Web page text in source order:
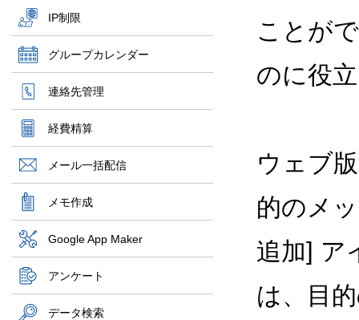
IP制限
グループカレンダー
連絡先管理
経費精算
メール一括配信
メモ作成
Google App Maker
アンケート
データ検索
ことが
のに役
ウェブ
的のメ
追加] ア
は、目